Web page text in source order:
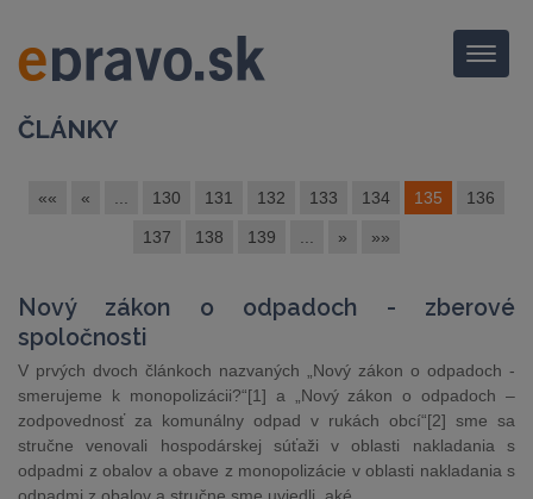
Menu
ČLÁNKY
«« « 130 131 132 133 134 135 136
137 138 139 » »»
Nový zákon o odpadoch - zberové
spoločnosti
V prvých dvoch článkoch nazvaných „Nový zákon o odpadoch -
smerujeme k monopolizácii?“[1] a „Nový zákon o odpadoch –
zodpovednosť za komunálny odpad v rukách obcí“[2] sme sa
stručne venovali hospodárskej súťaži v oblasti nakladania s
odpadmi z obalov a obave z monopolizácie v oblasti nakladania s